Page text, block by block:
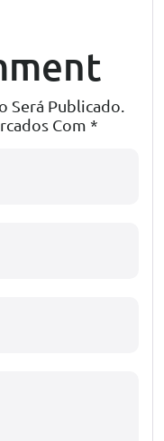
Será Publicado.
Com *